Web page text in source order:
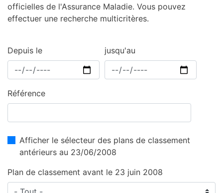
officielles de l'Assurance Maladie. Vous pouvez
effectuer une recherche multicritères.
Depuis le jusqu'au
Référence
Afficher le sélecteur des plans de classement
antérieurs au 23/06/2008
Plan de classement avant le 23 juin 2008